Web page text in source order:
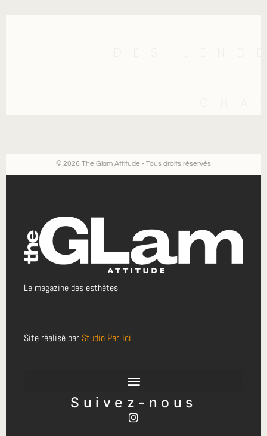
© 2026 The Glam Attitude - Tous droits réservés
Le magazine des esthètes
Site réalisé par Studio Par-Ici
Suivez-nous